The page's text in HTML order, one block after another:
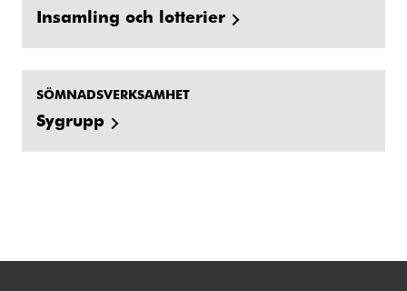
Insamling och lotterier
SÖMNADSVERKSAMHET
Sygrupp